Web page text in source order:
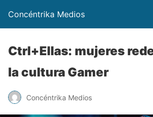
Concéntrika Medios
Ctrl+Ellas: mujeres
la cultura Gamer
Concéntrika Medios